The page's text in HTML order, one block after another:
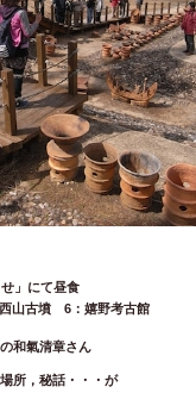
」にて昼食
山古墳 6：嬉野考古館
和氣清章さん
所，秘話・・・が